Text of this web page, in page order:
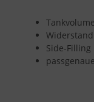
Side-Filling